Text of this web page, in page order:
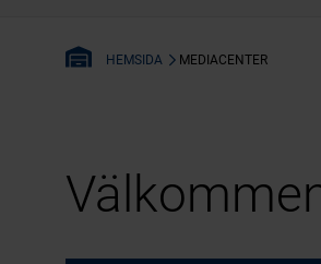
HEMSIDA MEDIACENTER